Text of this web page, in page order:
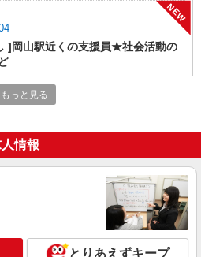
NEW
]岡山駅近くの支援員★社会活動の
む）/日払い有＞
NEW
｜リハビリ補助などのデイサービ
円〜2062円 ＜日払い有/週払い有/交
もっと見る
情報
とりあえずキープ